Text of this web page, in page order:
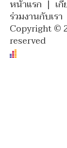
หน้าแรก | เ
ร่วมงานกับเรา
Copyright ©
reserved